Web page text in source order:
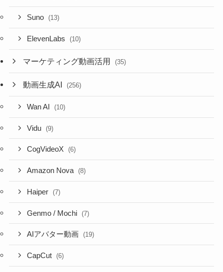
Suno (13)
ElevenLabs (10)
マーケティング動画活用 (35)
動画生成AI (256)
Wan AI (10)
Vidu (9)
CogVideoX (6)
Amazon Nova (8)
Haiper (7)
Genmo / Mochi (7)
AIアバター動画 (19)
CapCut (6)